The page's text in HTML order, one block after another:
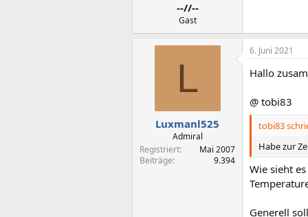
--//--
Gast
L
Luxmanl525
Admiral
Registriert
Mai 2007
Beiträge
9.394
6. Juni 2021
Hallo
@ tobi83
tobi83
Habe zur
Wie sieht
Generell